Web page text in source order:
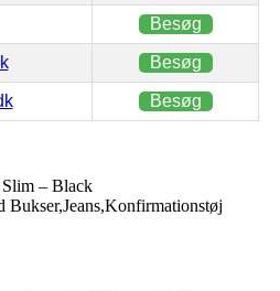
Besøg
Besøg
Besøg
– Black
Bukser,Jeans,Konfirmationstøj